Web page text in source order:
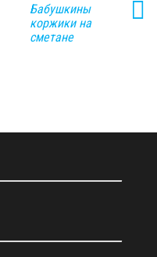
Бабушкины
коржики на
сметане